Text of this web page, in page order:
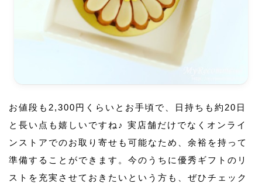
お値段も2,300円くらいとお手頃で、日持ちも約20日
と長い点も嬉しいですね♪ 実店舗だけでなくオンライ
ンストアでのお取り寄せも可能なため、余裕を持って
準備することができます。今のうちに優秀ギフトのリ
ストを充実させておきたいという方も、ぜひチェック